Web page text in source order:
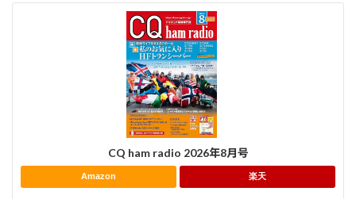
CQ ham radio 2026年8月号
Amazon 楽天